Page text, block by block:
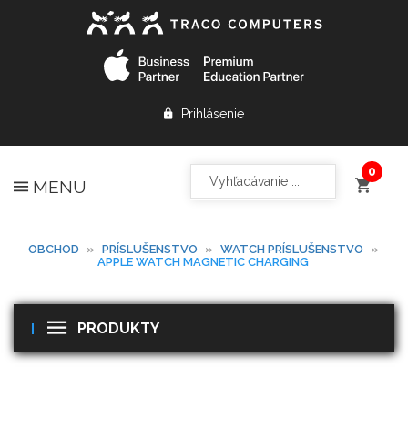
Prihlásenie
MENU
OBCHOD » PRÍSLUŠENSTVO » WATCH PRÍSLUŠENSTVO
»
APPLE WATCH MAGNETIC CHARGING
PRODUKTY